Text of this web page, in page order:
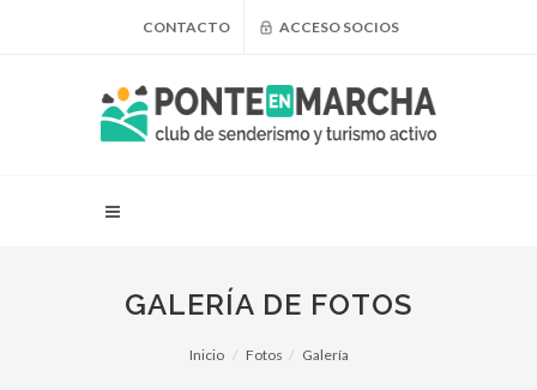
CONTACTO ACCESO SOCIOS
GALERÍA DE FOTOS
Inicio Fotos Galería